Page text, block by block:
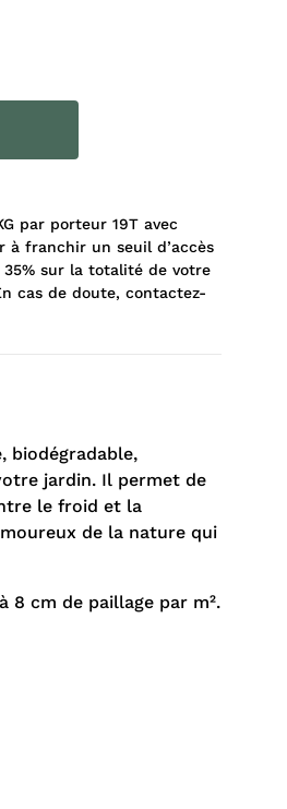
par porteur 19T avec
à franchir un seuil d’accès
sur la totalité de votre
cas de doute, contactez-
biodégradable,
jardin. Il permet de
le froid et la
de la nature qui
8 cm de paillage par m².